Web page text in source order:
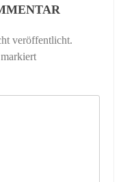
veröffentlicht.
markiert